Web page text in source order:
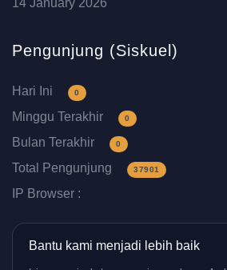
Pengunjung (Siskuel)
Hari Ini 0
Minggu Terakhir 0
Bulan Terakhir 0
Total Pengunjung 37901
IP Browser :
Bantu kami menjadi lebih baik